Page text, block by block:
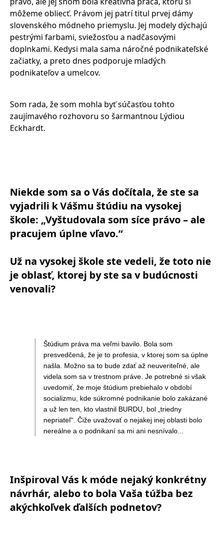
môžeme obliecť. Právom jej patrí titul prvej dámy
slovenského módneho priemyslu. Jej modely dýchajú
pestrými farbami, sviežosťou a nadčasovými
doplnkami. Kedysi mala sama náročné podnikateľské
začiatky, a preto dnes podporuje mladých
podnikateľov a umelcov.
Som rada, že som mohla byť súčasťou tohto
zaujímavého rozhovoru so šarmantnou Lýdiou
Eckhardt.
Niekde som sa o Vás dočítala, že ste sa
vyjadrili k Vášmu štúdiu na vysokej
škole: „Vyštudovala som síce právo – ale
pracujem úplne vľavo.“
Už na vysokej škole ste vedeli, že toto nie
je oblasť, ktorej by ste sa v budúcnosti
venovali?
Štúdium práva ma veľmi bavilo. Bola som
presvedčená, že je to profesia, v ktorej som sa úplne
našla. Možno sa to bude zdať až neuveriteľné, ale
videla som sa v trestnom práve. Je potrebné si však
uvedomiť, že moje štúdium prebiehalo v období
socializmu, kde súkromné podnikanie bolo zakázané
a už len ten, kto vlastnil BURDU, bol „triedny
nepriateľ“. Čiže uvažovať o nejakej inej oblasti bolo
nereálne a o podnikaní sa mi ani nesnívalo...
Inšpiroval Vás k móde nejaký konkrétny
návrhár, alebo to bola Vaša túžba bez
akýchkoľvek ďalších podnetov?